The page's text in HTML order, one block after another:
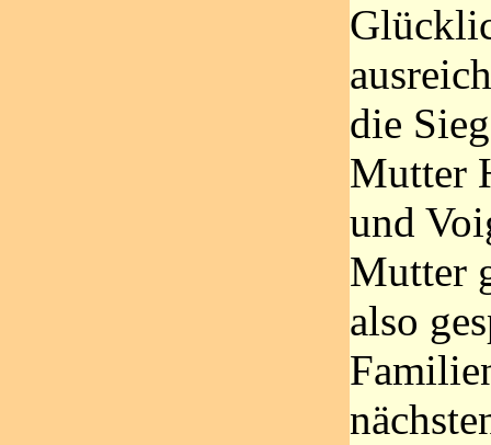
die
Mutter
und
Mutter
also